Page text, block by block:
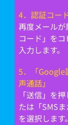
4．認証コー
再度メール
コード」を
入力します。
5．「Google
声通話」
「送信」を
たは「SMS
を選択します。